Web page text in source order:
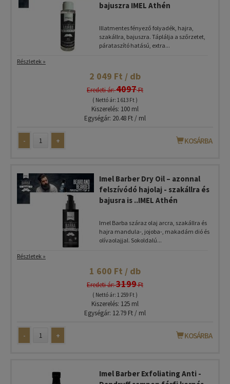
bajuszra IMEL Athén
Illatmentes fényező folyadék, hajra,
szakállra, bajuszra. Táplálja a szőrzetet,
párataszító hatású, extra...
Részletek »
2 049 Ft / db
Eredeti ár:4097Ft
( Nettó ár: 1 613 Ft )
Kiszerelés: 100 ml
Egységár: 20.48 Ft / ml
- + KOSÁRBA
Imel Barber Dry Oil – azonnal
felszívódó hajolaj - szakállra és
bajusra is ..IMEL Athén
Imel Barba száraz olaj arcra, szakállra és
hajra mandula-, jojoba-, makadám dió és
olívaolajjal. Sokoldalú...
Részletek »
1 600 Ft / db
Eredeti ár:3199Ft
( Nettó ár: 1 259 Ft )
Kiszerelés: 125 ml
Egységár: 12.79 Ft / ml
- + KOSÁRBA
Imel Barber Exfoliating Anti -